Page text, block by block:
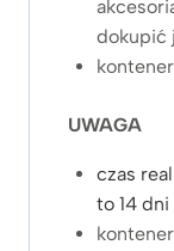
dokupić
UWAGA
czas
to 14